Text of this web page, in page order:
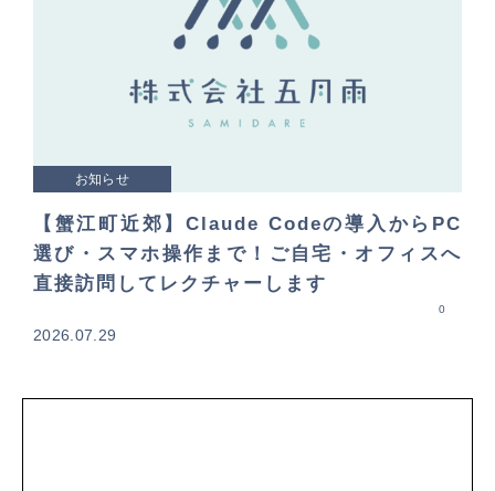
お知らせ
【蟹江町近郊】Claude Codeの導入からPC
選び・スマホ操作まで！ご自宅・オフィスへ
直接訪問してレクチャーします
2026.07.29
0